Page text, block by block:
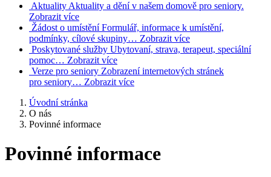
Aktuality Aktuality a dění v našem domově pro seniory.
Zobrazit více
Žádost o umístění Formulář, informace k umístění,
podmínky, cílové skupiny… Zobrazit více
Poskytované služby Ubytovaní, strava, terapeut, speciální
pomoc… Zobrazit více
Verze pro seniory Zobrazení internetových stránek
pro seniory… Zobrazit více
Úvodní stránka
O nás
Povinné informace
Povinné informace